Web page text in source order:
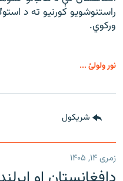
راستنوشویو کورنیو ته د
ورکوي.
نور ولولئ ...
شريکول
زمری ۱۴, ۱۴۰۵